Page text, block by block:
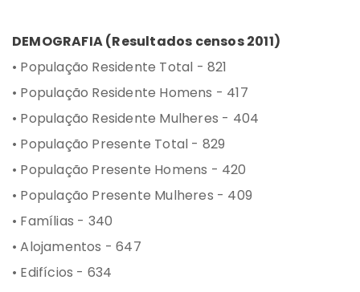
DEMOGRAFIA (Resultados censos 2011)
• População Residente Total - 821
• População Residente Homens - 417
• População Residente Mulheres - 404
• População Presente Total - 829
• População Presente Homens - 420
• População Presente Mulheres - 409
• Famílias - 340
• Alojamentos - 647
• Edifícios - 634